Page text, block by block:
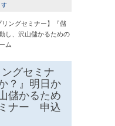
す
ングセミナー】『儲
し、沢山儲かるための
ム
ングセミナ
？』明日か
儲かるため
ナー 申込